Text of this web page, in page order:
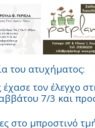
του ατυχήματος:
έχασε τον έλεγχο
7/3 και
στο μπροστινό